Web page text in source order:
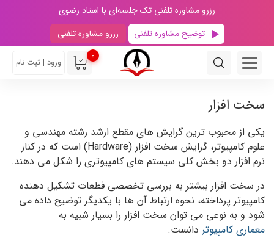
رزرو مشاوره تلفنی تک جلسه‌ای با استاد رضوی
توضیح مشاوره تلفنی
رزرو مشاوره تلفنی
0
ورود | ثبت نام
سخت افزار
یکی از محبوب ترین گرایش های مقطع ارشد رشته مهندسی و
علوم کامپیوتر، گرایش سخت افزار (Hardware) است که در کنار
نرم افزار دو بخش کلی سیستم های کامپیوتری را شکل می دهند.
در سخت افزار بیشتر به بررسی تخصصی فطعات تشکیل دهنده
کامپیوتر پرداخته، نحوه ارتباط آن ها با یکدیگر توضیح داده می
شود و به نوعی می توان سخت افزار را بسیار شبیه به
معماری کامپیوتر دانست.